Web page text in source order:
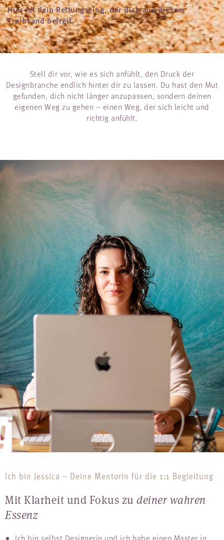
Hier ist dein Rettungsring, der dich aus diesem
Treibsand befreit.
Stell dir vor, wie es sich anfühlt, den Druck der
Designbranche endlich hinter dir zu lassen. Du hast den Mut
gefunden, dich nicht länger anzupassen, sondern deinen
eigenen Weg zu gehen – einen Weg, der sich leicht und
richtig anfühlt.
Ich bin Jessica – Deine Mentorin für die 1:1 Begleitung
Mit Klarheit und Fokus zu deiner wahren
Essenz
Ich bin selbst Designerin und ich habe einen Master in